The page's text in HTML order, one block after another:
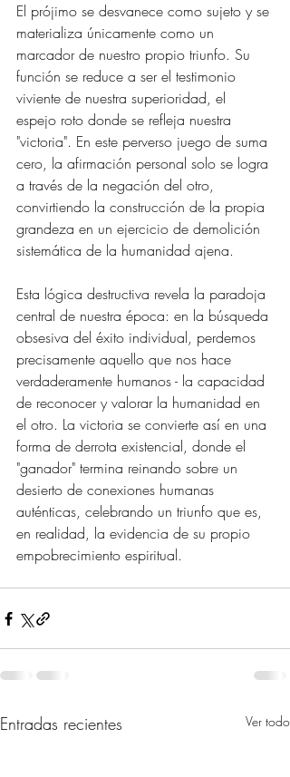
El prójimo se desvanece como sujeto y se
materializa únicamente como un
marcador de nuestro propio triunfo. Su
función se reduce a ser el testimonio
viviente de nuestra superioridad, el
espejo roto donde se refleja nuestra
"victoria". En este perverso juego de suma
cero, la afirmación personal solo se logra
a través de la negación del otro,
convirtiendo la construcción de la propia
grandeza en un ejercicio de demolición
sistemática de la humanidad ajena.
Esta lógica destructiva revela la paradoja
central de nuestra época: en la búsqueda
obsesiva del éxito individual, perdemos
precisamente aquello que nos hace
verdaderamente humanos - la capacidad
de reconocer y valorar la humanidad en
el otro. La victoria se convierte así en una
forma de derrota existencial, donde el
"ganador" termina reinando sobre un
desierto de conexiones humanas
auténticas, celebrando un triunfo que es,
en realidad, la evidencia de su propio
empobrecimiento espiritual.
Entradas recientes Ver todo